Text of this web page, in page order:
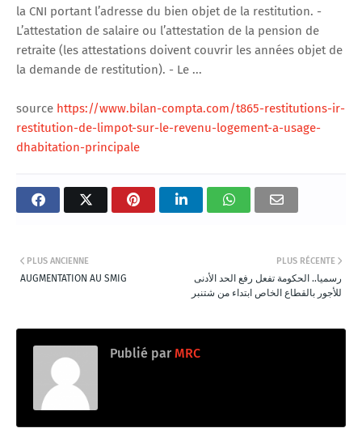
la CNI portant l’adresse du bien objet de la restitution. -
L’attestation de salaire ou l’attestation de la pension de
retraite (les attestations doivent couvrir les années objet de
la demande de restitution). - Le ...
source https://www.bilan-compta.com/t865-restitutions-ir-
restitution-de-limpot-sur-le-revenu-logement-a-usage-
dhabitation-principale
PLUS RÉCENTE
رسميا.. الحكومة تفعل رفع الحد الأدنى
للأجور بالقطاع الخاص ابتداء من شتنبر
PLUS ANCIENNE
AUGMENTATION AU SMIG
Publié par MRC